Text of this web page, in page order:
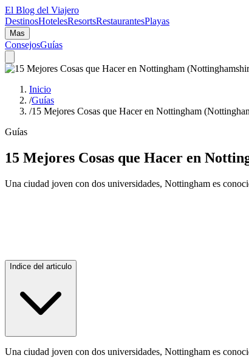
El Blog del Viajero
DestinosHotelesResortsRestaurantesPlayas
Mas
ConsejosGuías
Inicio
/Guías
/15 Mejores Cosas que Hacer en Nottingham
Guías
15 Mejores Cosas que Hacer en
Una ciudad joven con dos universidades, Nottingham es
Indice del articulo
Una ciudad joven con dos universidades, Nottingham es